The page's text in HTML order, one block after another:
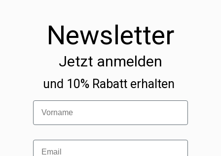
Newsletter
Jetzt anmelden
und 10% Rabatt erhalten
Vorname
Email